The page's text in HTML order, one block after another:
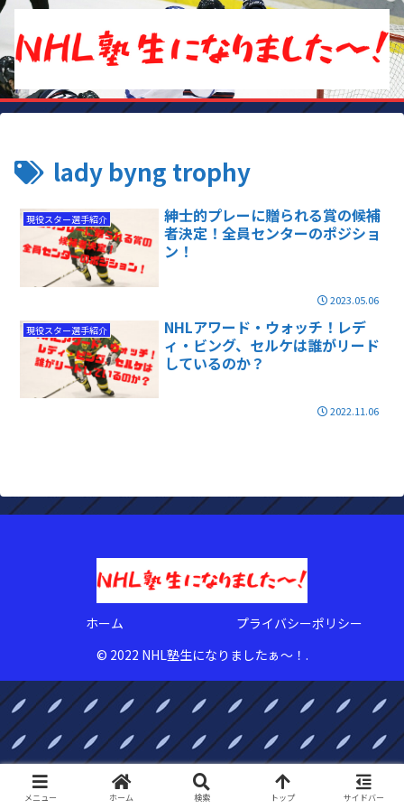
lady byng trophy
現役スター選手紹介
紳士的プレーに贈られる賞の候補
者決定！全員センターのポジショ
ン！
2023.05.06
現役スター選手紹介
NHLアワード・ウォッチ！レデ
ィ・ビング、セルケは誰がリード
しているのか？
2022.11.06
ホーム
プライバシーポリシー
© 2022 NHL塾生になりましたぁ〜！.
メニュー ホーム 検索 トップ サイドバー